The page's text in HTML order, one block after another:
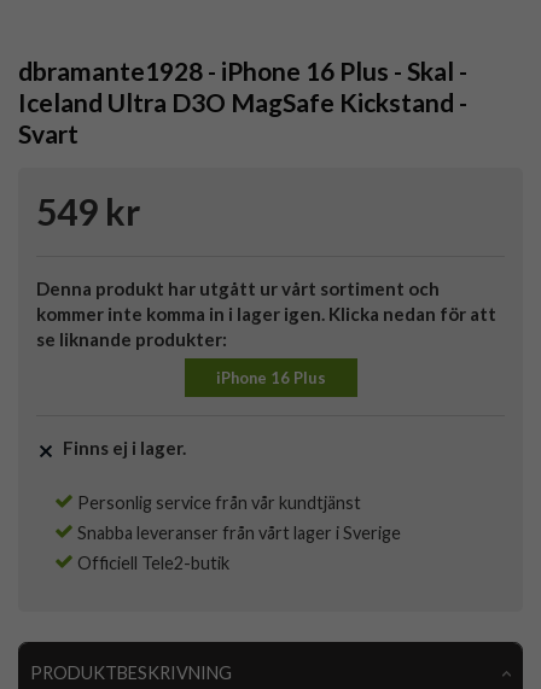
dbramante1928 - iPhone 16 Plus - Skal -
Iceland Ultra D3O MagSafe Kickstand -
Svart
549 kr
Denna produkt har utgått ur vårt sortiment och
kommer inte komma in i lager igen. Klicka nedan för att
se liknande produkter:
iPhone 16 Plus
Finns ej i lager.
Personlig service från vår kundtjänst
Snabba leveranser från vårt lager i Sverige
Officiell Tele2-butik
PRODUKTBESKRIVNING